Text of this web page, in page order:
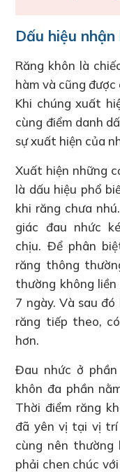
Dấu hiệu
Răng khôn là
hàm và cũng
Khi chúng xuất
cùng điểm danh
sự xuất hiện của
Xuất hiện những
là dấu hiệu phổ
khi răng chưa
giác đau nhức
chịu. Để phân
răng thông
thường không
7 ngày. Và sau
răng tiếp theo,
hơn.
Đau nhức ở
khôn đa phần
Thời điểm răng
đã yên vị tại vị trí
cùng nên thường
phải chen chúc